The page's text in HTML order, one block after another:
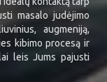
masalo judėjimo
augmeniją,
kibimo procesą ir
leis Jums pajusti